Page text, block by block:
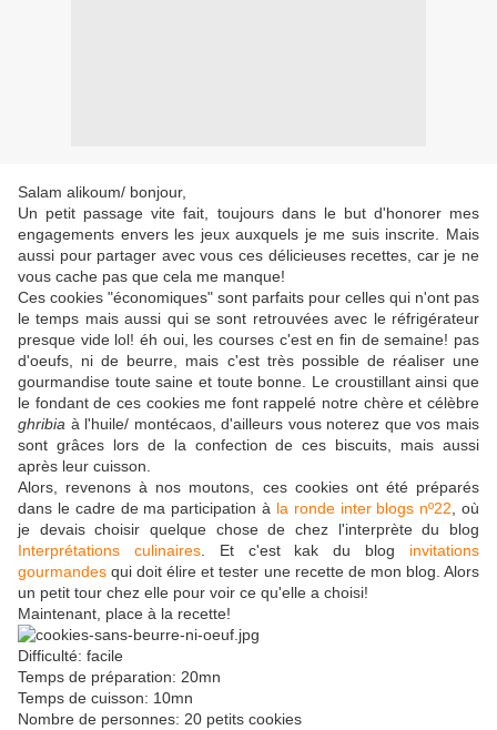
Salam alikoum/ bonjour,
Un petit passage vite fait, toujours dans le but d'honorer mes
engagements envers les jeux auxquels je me suis inscrite. Mais
aussi pour partager avec vous ces délicieuses recettes, car je ne
vous cache pas que cela me manque!
Ces cookies "économiques" sont parfaits pour celles qui n'ont pas
le temps mais aussi qui se sont retrouvées avec le réfrigérateur
presque vide lol! éh oui, les courses c'est en fin de semaine! pas
d'oeufs, ni de beurre, mais c'est très possible de réaliser une
gourmandise toute saine et toute bonne. Le croustillant ainsi que
le fondant de ces cookies me font rappelé notre chère et célèbre
ghribia à l'huile/ montécaos, d'ailleurs vous noterez que vos mais
sont grâces lors de la confection de ces biscuits, mais aussi
après leur cuisson.
Alors, revenons à nos moutons, ces cookies ont été préparés
dans le cadre de ma participation à la ronde inter blogs nº22 , où
je devais choisir quelque chose de chez l'interprète du blog
Interprétations culinaires. Et c'est kak du blog invitations
gourmandes qui doit élire et tester une recette de mon blog. Alors
un petit tour chez elle pour voir ce qu'elle a choisi!
Maintenant, place à la recette!
Difficulté: facile
Temps de préparation: 20mn
Temps de cuisson: 10mn
Nombre de personnes: 20 petits cookies